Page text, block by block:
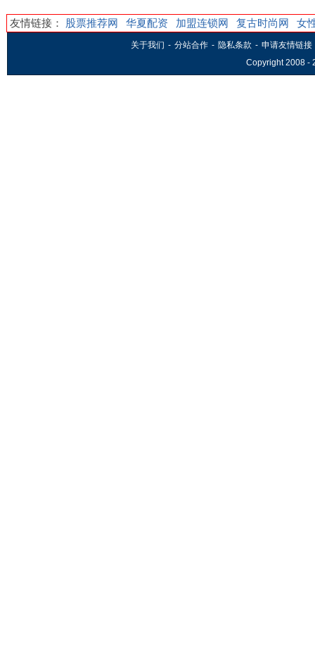
友情链接： 股票推荐网 华夏配资 加盟连锁网 复古时尚网 女
关于我们 - 分站合作 - 隐私条款 - 申请友情链接
Copyright 2008 -